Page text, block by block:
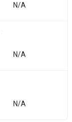
N/A
N/A
N/A